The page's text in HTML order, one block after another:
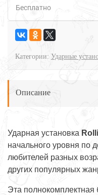
Бесплатно
Категории: Ударные
Описание
Ударная установка
начального уровня по
любителей разных
других популярных
Эта полнокомплектная